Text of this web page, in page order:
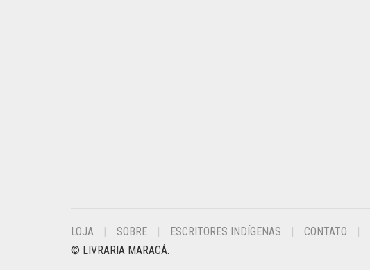
LOJA SOBRE ESCRITORES INDÍGENAS CONTATO
© LIVRARIA MARACÁ.